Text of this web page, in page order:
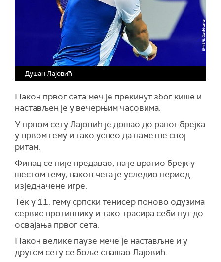
Душан Лајовић
Након првог сета меч је прекинут због кише и
настављен је у вечерњим часовима.
У првом сету Лајовић је дошао до раног брејка
у првом гему и тако успео да наметне свој
ритам.
Финац се није предавао, па је вратио брејк у
шестом гему, након чега је уследио период
изједначене игре.
Тек у 11. гему српски тенисер поново одузима
сервис противнику и тако трасира себи пут до
освајања првог сета.
Након велике паузе мече је настављне и у
другом сету се боље снашао Лајовић.